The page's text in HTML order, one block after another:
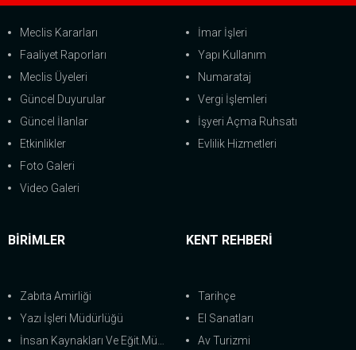
Meclis Kararları
Faaliyet Raporları
Meclis Üyeleri
Güncel Duyurular
Güncel İlanlar
Etkinlikler
Foto Galeri
Video Galeri
İmar İşleri
Yapı Kullanım
Numarataj
Vergi İşlemleri
İşyeri Açma Ruhsatı
Evlilik Hizmetleri
BİRİMLER
Zabıta Amirliği
Yazı İşleri Müdürlüğü
İnsan Kaynakları Ve Eğit.Müdürlüğü
KENT REHBERİ
Tarihçe
El Sanatları
Av Turizmi